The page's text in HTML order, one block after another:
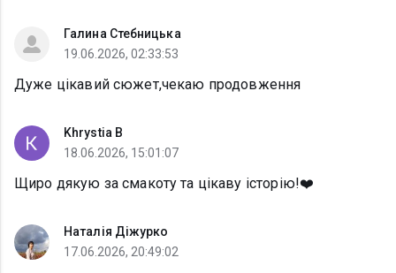
Галина Стебницька
19.06.2026, 02:33:53
Дуже цікавий сюжет,чекаю продовження
Khrystia B
18.06.2026, 15:01:07
Щиро дякую за смакоту та цікаву історію!❤️
Наталія Діжурко
17.06.2026, 20:49:02